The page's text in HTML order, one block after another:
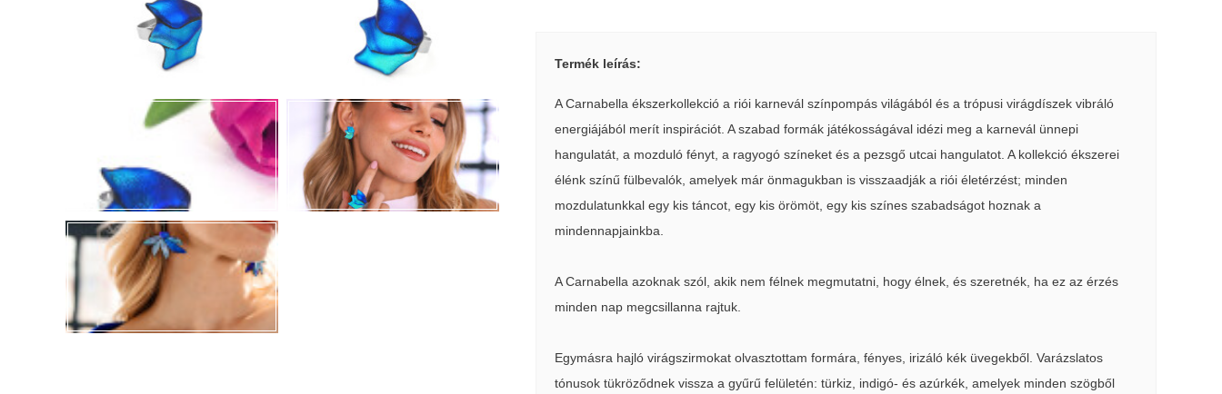
Termék leírás:
A Carnabella ékszerkollekció a riói karnevál színpompás világából és a trópusi virágdíszek vibráló
energiájából merít inspirációt. A szabad formák játékosságával idézi meg a karnevál ünnepi
hangulatát, a mozduló fényt, a ragyogó színeket és a pezsgő utcai hangulatot. A kollekció ékszerei
élénk színű fülbevalók, amelyek már önmagukban is visszaadják a riói életérzést; minden
mozdulatunkkal egy kis táncot, egy kis örömöt, egy kis színes szabadságot hoznak a
mindennapjainkba.
A Carnabella azoknak szól, akik nem félnek megmutatni, hogy élnek, és szeretnék, ha ez az érzés
minden nap megcsillanna rajtuk.
Egymásra hajló virágszirmokat olvasztottam formára, fényes, irizáló kék üvegekből. Varázslatos
tónusok tükröződnek vissza a gyűrű felületén: türkiz, indigó- és azúrkék, amelyek minden szögből